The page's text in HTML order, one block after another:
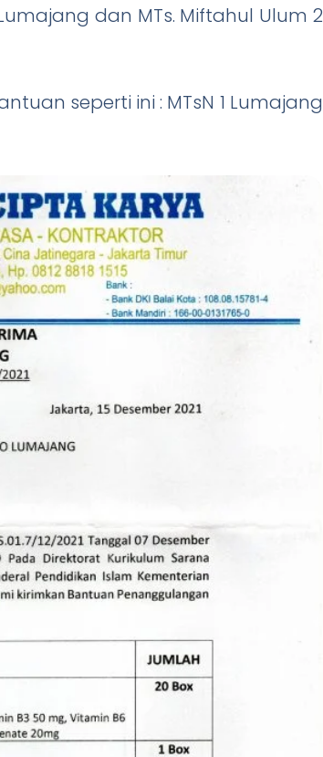
dan MTs. Miftahul Ulum 2
seperti ini : MTsN 1 Lumajang